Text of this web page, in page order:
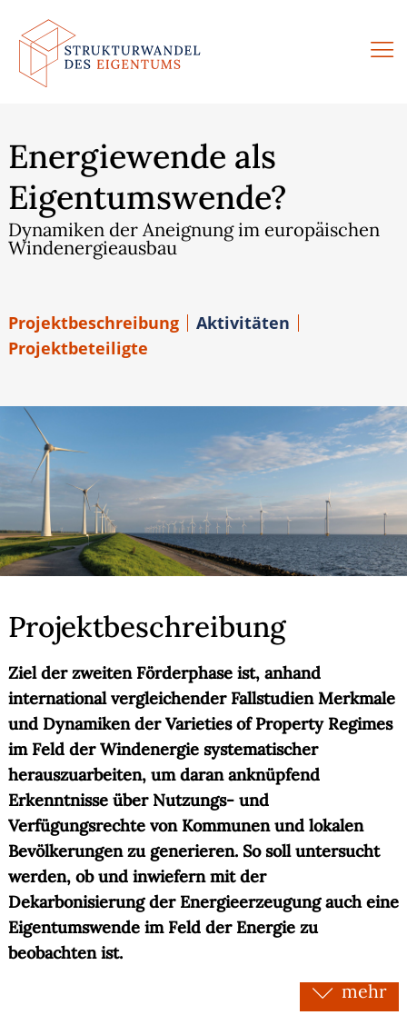
Zum
Inhalt
springen
Energiewende als
Eigentumswende?
Dynamiken der Aneignung im europäischen
Windenergieausbau
Projektbeschreibung
Aktivitäten
Projektbeteiligte
Projektbeschreibung
Ziel der zweiten Förderphase ist, anhand
international vergleichender Fallstudien Merkmale
und Dynamiken der Varieties of Property Regimes
im Feld der Windenergie systematischer
herauszuarbeiten, um daran anknüpfend
Erkenntnisse über Nutzungs- und
Verfügungsrechte von Kommunen und lokalen
Bevölkerungen zu generieren. So soll untersucht
werden, ob und inwiefern mit der
Dekarbonisierung der Energieerzeugung auch eine
Eigentumswende im Feld der Energie zu
beobachten ist.
Im Kontext der deutschen Energiewende konnten
mehr